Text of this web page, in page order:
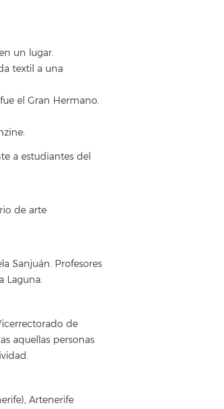
un lugar.
textil a una
el Gran Hermano.
a estudiantes del
de arte
Sanjuán. Profesores
Laguna.
de
aquellas personas
Artenerife